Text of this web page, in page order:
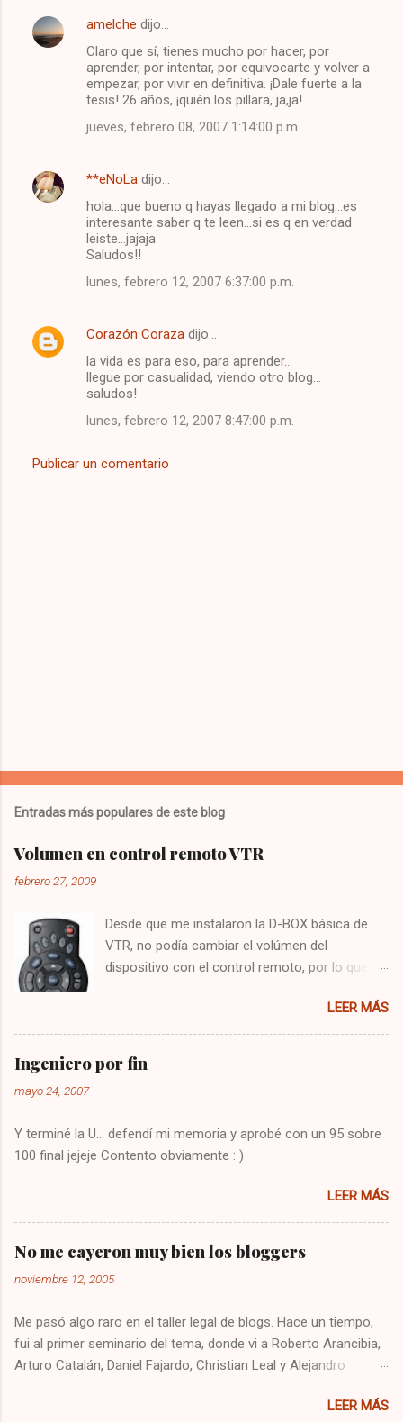
o
s
amelche dijo…
Claro que sí, tienes mucho por hacer, por
aprender, por intentar, por equivocarte y volver a
empezar, por vivir en definitiva. ¡Dale fuerte a la
tesis! 26 años, ¡quién los pillara, ja,ja!
jueves, febrero 08, 2007 1:14:00 p.m.
**eNoLa dijo…
hola...que bueno q hayas llegado a mi blog...es
interesante saber q te leen...si es q en verdad
leiste...jajaja
Saludos!!
lunes, febrero 12, 2007 6:37:00 p.m.
Corazón Coraza dijo…
la vida es para eso, para aprender...
llegue por casualidad, viendo otro blog...
saludos!
lunes, febrero 12, 2007 8:47:00 p.m.
Publicar un comentario
Entradas más populares de este blog
Volumen en control remoto VTR
febrero 27, 2009
Desde que me instalaron la D-BOX básica de
VTR, no podía cambiar el volúmen del
dispositivo con el control remoto, por lo que
audio, y el de VTR para cambiar los canales,
algo bastante molesto. Hoy me puse a buscar
en google y encontré la solución : Presionar
una vez la tecla CBL Presionar sin soltar la
Dejo constancia de la solución por si alguien
más tiene el mismo problema, y también para
LEER MÁS
Ingeniero por fin
mayo 24, 2007
Y terminé la U... defendí mi memoria y aprobé con un 95 sobre
100 final jejeje Contento obviamente : )
LEER MÁS
No me cayeron muy bien los bloggers
noviembre 12, 2005
Me pasó algo raro en el taller legal de blogs. Hace un tiempo,
fui al primer seminario del tema, donde vi a Roberto Arancibia,
Arturo Catalán, Daniel Fajardo, Christian Leal y Alejandro
y me entretuve bastante. Se podría decir que me llevé unaLEER MÁS